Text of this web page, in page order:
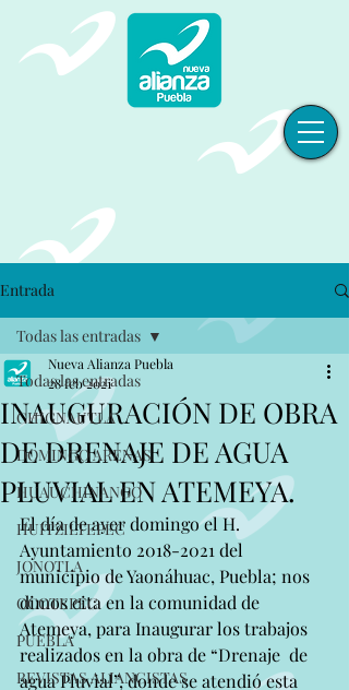
Entrada
Todas las entradas
CHIGNAUTLA
DOMINGO ARENAS
HUAUCHINANGO
HUITZILTEPEC
JONOTLA
OCOTEPEC
PUEBLA
REVISTAS ALIANCISTAS
Todas las entradas
INAUGURACIÓN DE OBRA
DE DRENAJE DE AGUA
PLUVIAL EN ATEMEYA.
Nueva Alianza Puebla
28 feb 2021
El día de ayer domingo el H.
Ayuntamiento 2018-2021 del
municipio de Yaonáhuac, Puebla; nos
dimos cita en la comunidad de
Atemeya, para Inaugurar los trabajos
realizados en la obra de “Drenaje  de
agua Pluvial”, donde se atendió esta